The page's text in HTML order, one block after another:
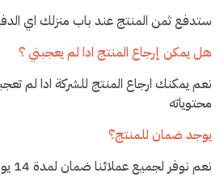
ستدفع ثمن المنتج عند باب منزلك اي
هل يمكن إرجاع المنتج ادا لم يعجبني ؟
نعم يمكنك ارجاع المنتج للشركة ادا لم
محتوياته
يوجد ضمان للمنتج؟
نعم نوفر لجميع عملائنا ضمان لمدة 14 يوم على المنتج